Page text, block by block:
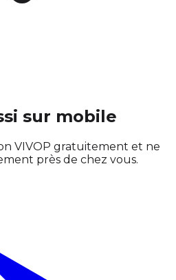
sur mobile
VIVOP gratuitement et ne
près de chez vous.